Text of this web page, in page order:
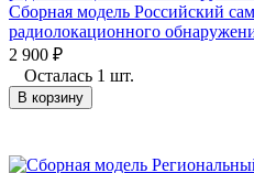
Сборная модель Российский
радиолокационного
2 900 ₽
Осталась 1 шт.
В корзину